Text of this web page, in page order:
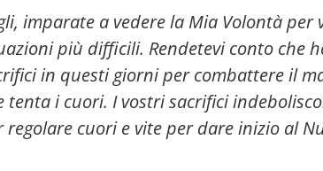
imparate a vedere la Mia Volontà per
più difficili. Rendetevi conto che
in questi giorni per combattere il
tenta i cuori. I vostri sacrifici
regolare cuori e vite per dare inizio al